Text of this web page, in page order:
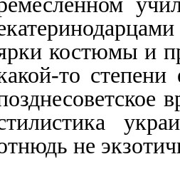
костюмы и
то
не